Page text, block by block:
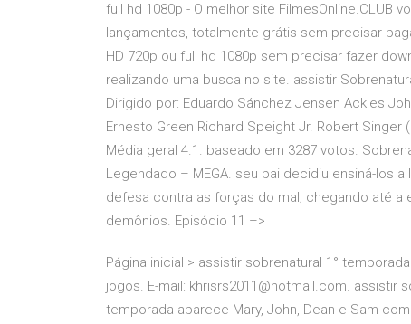
full hd 1080p - O melhor site FilmesOnline.CLUB
lançamentos, totalmente grátis sem precisar
HD 720p ou full hd 1080p sem precisar fazer
realizando uma busca no site. assistir
Dirigido por: Eduardo Sánchez Jensen Ackles
Ernesto Green Richard Speight Jr. Robert Singer
Média geral 4.1. baseado em 3287 votos.
Legendado – MEGA. seu pai decidiu ensiná-los
defesa contra as forças do mal; chegando até a
demônios. Episódio 11 –>
Página inicial > assistir sobrenatural 1°
jogos. E-mail: khrisrs2011@hotmail.com.
temporada aparece Mary, John, Dean e Sam